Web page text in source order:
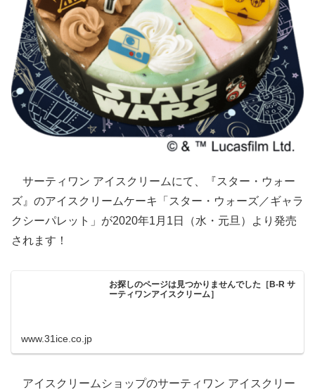
サーティワン アイスクリームにて、『スター・ウォー
ズ』のアイスクリームケーキ「スター・ウォーズ／ギャラ
クシーパレット」が2020年1月1日（水・元旦）より発売
されます！
お探しのページは見つかりませんでした［B-R サ
ーティワンアイスクリーム］
www.31ice.co.jp
アイスクリームショップのサーティワン アイスクリー